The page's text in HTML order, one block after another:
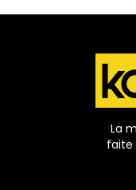
La
faite